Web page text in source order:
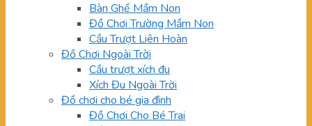
Bàn Ghế Mầm Non
Đồ Chơi Trường Mầm Non
Cầu Trượt Liên Hoàn
Đồ Chơi Ngoài Trời
Cầu trượt xích đu
Xích Đu Ngoài Trời
Đồ chơi cho bé gia đình
Đồ Chơi Cho Bé Trai